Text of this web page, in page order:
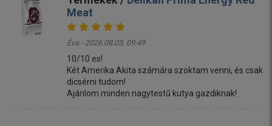
Meat
Éva - 2026.08.03. 09:49
10/10 es!
Két Amerika Akita számára szoktam venni, és csak
dicsérni tudom!
Ajánlom minden nagytestű kutya gazdiknak!